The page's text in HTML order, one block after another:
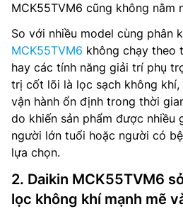
MCK55TVM6 cũng không nằm
So với nhiều model cùng phân
MCK55TVM6 không chạy theo
hay các tính năng giải trí phụ
trị cốt lõi là lọc sạch không khí,
vận hành ổn định trong thời
do khiến sản phẩm được nhiều
người lớn tuổi hoặc người có
lựa chọn.
2. Daikin MCK55TVM6
lọc không khí mạnh mẽ